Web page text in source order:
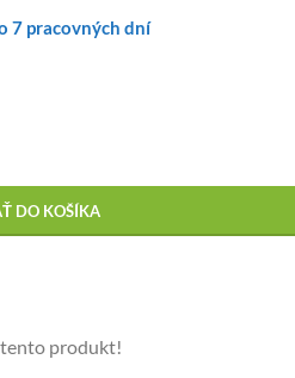
7 pracovných dní
DO KOŠÍKA
tento produkt!